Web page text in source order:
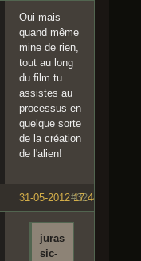
Oui mais
quand même
mine de rien,
tout au long
du film tu
assistes au
processus en
quelque sorte
de la création
de l'alien!
#32
31-05-2012 17:44:59
juras
sic-